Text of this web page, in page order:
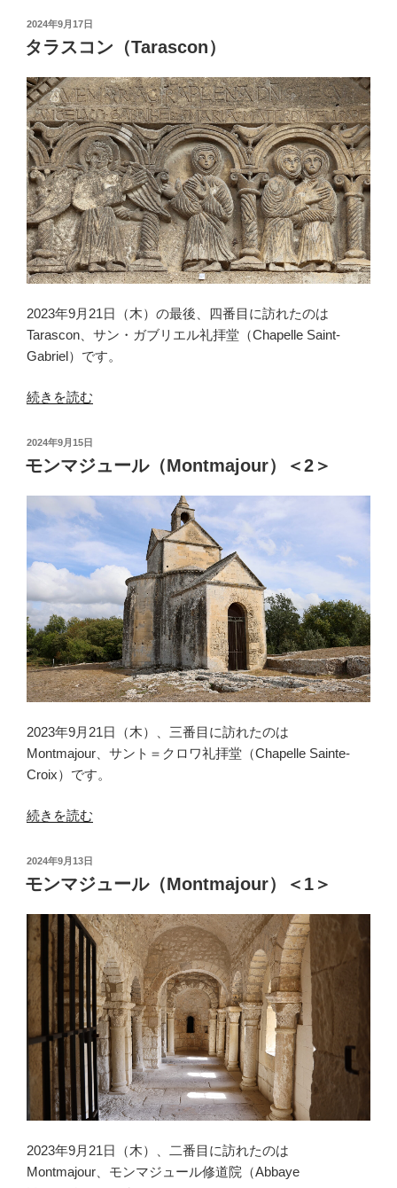
ゾ
ン
ラ
＝
ロ
メ
ー
ヌ
（Vaison-
la-
Romaine）”
の
投
稿
日:
2024年9月17日
タラスコン（Tarascon）
2023年9月21日（木）の最後、四番目に訪れたのは
Tarascon、サン・ガブリエル礼拝堂（Chapelle Saint-
Gabriel）です。
“タ
ス
コ
（Tarascon）”
続きを読む
投
稿
日:
2024年9月15日
モンマジュール（Montmajour）＜2＞
2023年9月21日（木）、三番目に訪れたのは
Montmajour、サント＝クロワ礼拝堂（Chapelle Sainte-
Croix）です。
“モ
マ
ジ
ー
ル
（Montmajour）
2
の
続きを読む
投
稿
日:
2024年9月13日
モンマジュール（Montmajour）＜1＞
2023年9月21日（木）、二番目に訪れたのは
Montmajour、モンマジュール修道院（Abbaye